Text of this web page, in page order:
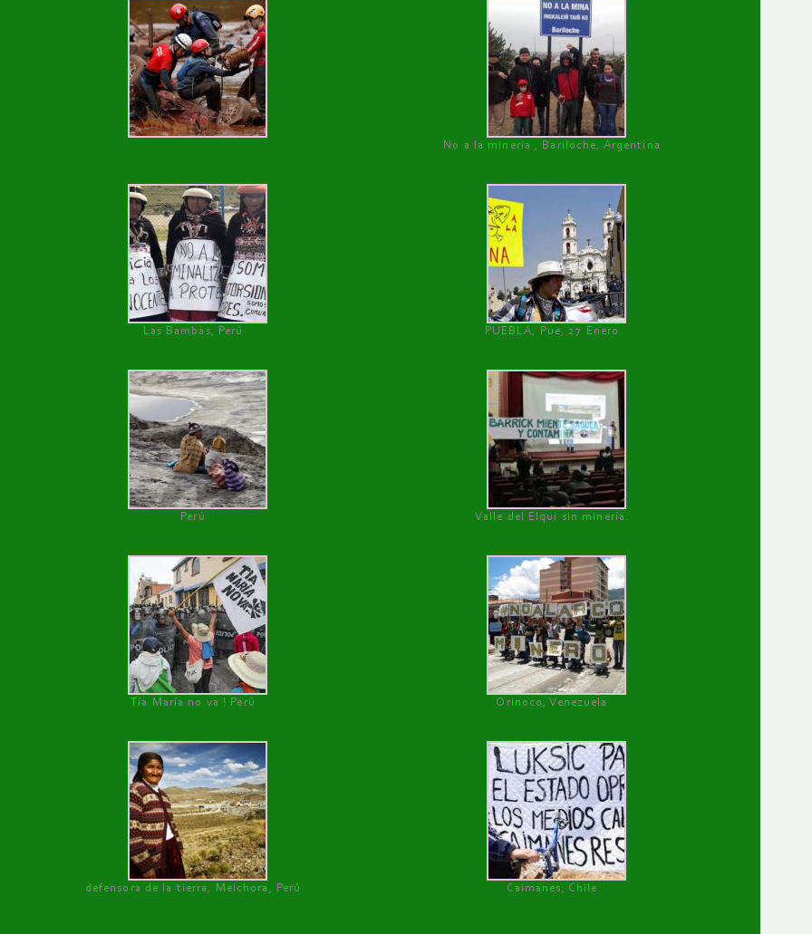
No a la minería , Bariloche, Argentina
Las Bambas, Perú PUEBLA, Pue, 27 Enero
Perú Valle del Elqui sin minería.
Tía María no va ! Perú Orinoco, Venezuela
defensora de la tierra, Melchora, Perú Caimanes, Chile